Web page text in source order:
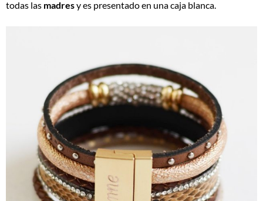
todas las madresy es presentado en una caja blanca.